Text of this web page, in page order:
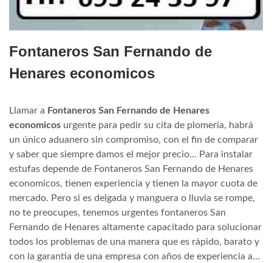
Fontaneros San Fernando de
Henares economicos
Llamar a Fontaneros San Fernando de Henares
economicos urgente para pedir su cita de plomería, habrá
un único aduanero sin compromiso, con el fin de comparar
y saber que siempre damos el mejor precio… Para instalar
estufas depende de Fontaneros San Fernando de Henares
economicos, tienen experiencia y tienen la mayor cuota de
mercado. Pero si es delgada y manguera o lluvia se rompe,
no te preocupes, tenemos urgentes fontaneros San
Fernando de Henares altamente capacitado para solucionar
todos los problemas de una manera que es rápido, barato y
con la garantía de una empresa con años de experiencia a…